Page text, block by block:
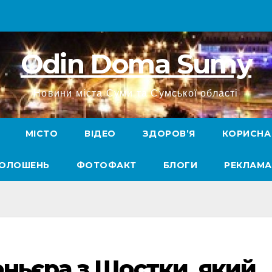
Odin Doma Sumy
Новини міста Суми та Сумської області
МІСТО ВІДЕО ЗДОРОВ’Я КОРИСНА
ФОТОФАКТ БЛОГИ РЕКЛАМА